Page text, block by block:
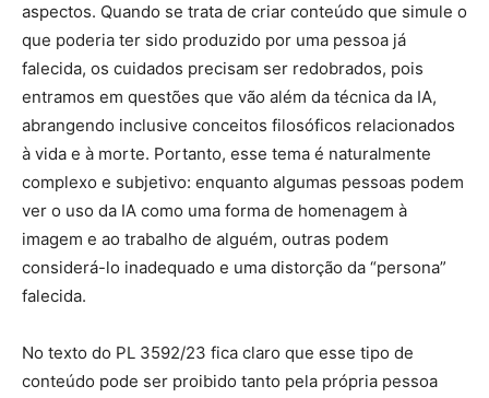
aspectos. Quando se trata de criar conteúdo que simule o
que poderia ter sido produzido por uma pessoa já
falecida, os cuidados precisam ser redobrados, pois
entramos em questões que vão além da técnica da IA,
abrangendo inclusive conceitos filosóficos relacionados
à vida e à morte. Portanto, esse tema é naturalmente
complexo e subjetivo: enquanto algumas pessoas podem
ver o uso da IA como uma forma de homenagem à
imagem e ao trabalho de alguém, outras podem
considerá-lo inadequado e uma distorção da “persona”
falecida.
No texto do PL 3592/23 fica claro que esse tipo de
conteúdo pode ser proibido tanto pela própria pessoa